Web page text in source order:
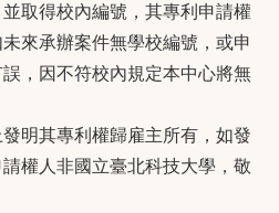
取得校內編號，其專利申請權
來承辦案件無學校編號，或申
，因不符校內規定本中心將無
明其專利權歸雇主所有，如發
權人非國立臺北科技大學，敬